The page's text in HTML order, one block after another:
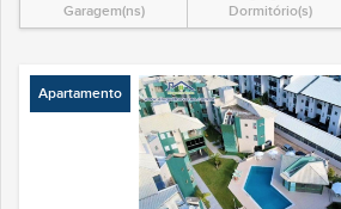
Garagem(ns)
Dormitório(s)
Apartamento